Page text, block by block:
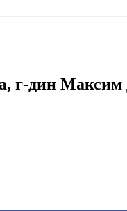
г-дин Максим